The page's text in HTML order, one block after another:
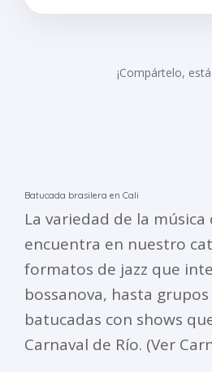
¡Compártelo,
Batucada brasilera en Cali
La variedad de la música
encuentra en nuestro
formatos de jazz que
bossanova, hasta
batucadas con shows
Carnaval de Río. (Ver